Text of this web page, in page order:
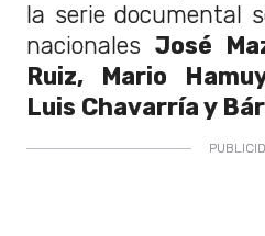
la serie documental
nacionales José
Ruiz, Mario
Luis Chavarría y